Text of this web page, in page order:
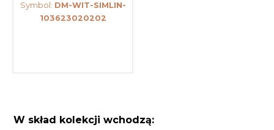
Symbol: DM-WIT-SIMLIN-
103623020202
W skład kolekcji wchodzą: